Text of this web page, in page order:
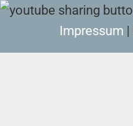
Impressum |